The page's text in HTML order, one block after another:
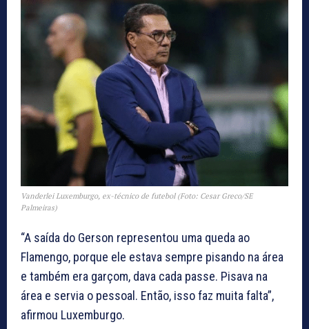
Vanderlei Luxemburgo, ex-técnico de futebol (Foto: Cesar Greco/SE
Palmeiras)
“A saída do Gerson representou uma queda ao
Flamengo, porque ele estava sempre pisando na área
e também era garçom, dava cada passe. Pisava na
área e servia o pessoal. Então, isso faz muita falta”,
afirmou Luxemburgo.